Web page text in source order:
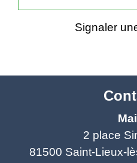
Signaler
2 place
81500 Saint-Lieux-